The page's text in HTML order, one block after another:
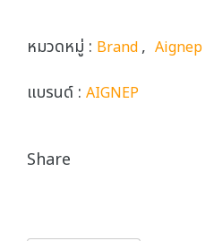
หมวดหมู่ : Brand, Aignep
แบรนด์ : AIGNEP
Share